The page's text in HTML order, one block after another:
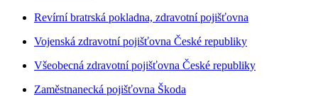
Revírní bratrská pokladna, zdravotní pojišťovna
Vojenská zdravotní pojišťovna České republiky
Všeobecná zdravotní pojišťovna České republiky
Zaměstnanecká pojišťovna Škoda